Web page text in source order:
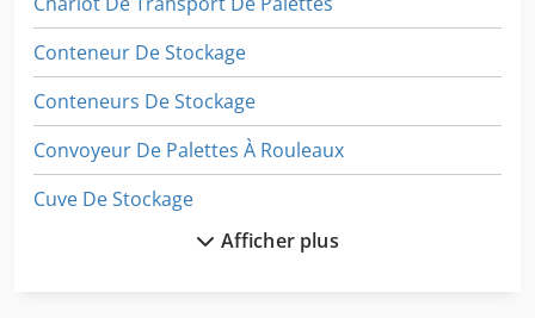
Conteneur De Stockage
Conteneurs De Stockage
Convoyeur De Palettes À Rouleaux
Cuve De Stockage
Afficher plus